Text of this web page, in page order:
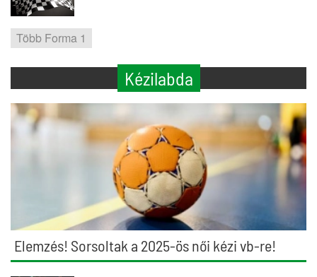
Több Forma 1
Kézilabda
Elemzés! Sorsoltak a 2025-ös női kézi vb-re!